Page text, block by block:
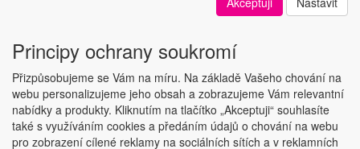
Copyright © ABRA Software a.s. 2018
Principy ochrany soukromí
Přizpůsobujeme se Vám na míru. Na základě Vašeho chování na
webu personalizujeme jeho obsah a zobrazujeme Vám relevantní
nabídky a produkty. Kliknutím na tlačítko „Akceptuji“ souhlasíte
také s využíváním cookies a předáním údajů o chování na webu
pro zobrazení cílené reklamy na sociálních sítích a v reklamních